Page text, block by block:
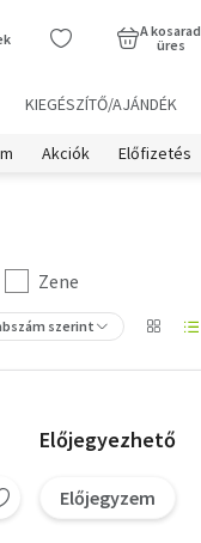
A kosarad
üres
KIEGÉSZÍTŐ/AJÁNDÉK
Akciók Előfizetés
Zene
szerint
Előjegyezhető
Előjegyzem